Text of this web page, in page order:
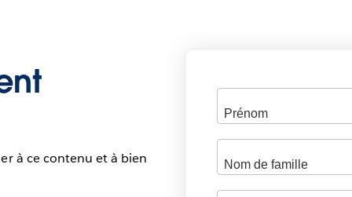
à ce contenu et à bien